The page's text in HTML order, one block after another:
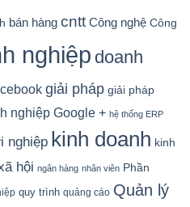
bán hàng cntt Công nghệ Công
nghiệp doanh
giải pháp giải pháp
nghiệp Google + hệ thống ERP
nghiệp kinh doanh kinh
hội ngân hàng nhân viên Phần
quy trình quảng cáo Quản lý